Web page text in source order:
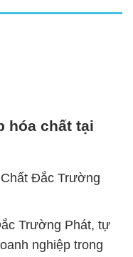
hóa chất tại
Đắc Trường
Trường Phát, tự
nghiệp trong